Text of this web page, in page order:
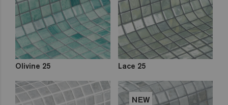
Olivine 25 Lace 25
NEW